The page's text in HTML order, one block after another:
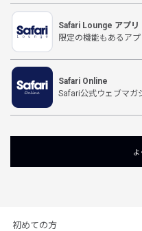
Safari Lounge アプリ
限定の機能もあるア
Safari Online
Safari公式ウェブマガ
よ
初めての方